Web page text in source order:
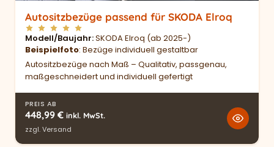
Autositzbezüge passend für SKODA Elroq
Modell/Baujahr SKODA Elroq (ab 2025-)
Beispielfoto: Bezüge individuell gestaltbar
Autositzbezüge nach Maß – Qualitativ, passgenau,
maßgeschneidert und individuell gefertigt
PREIS AB
448,99 € inkl. MwSt.
zzgl.Versand